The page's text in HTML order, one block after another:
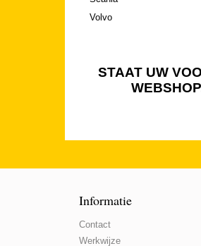
Volvo
STAAT UW
Informatie
Contact
Werkwijze